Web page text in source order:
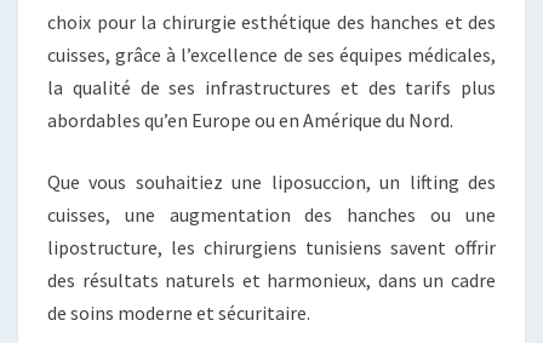
choix pour la chirurgie esthétique des hanches et des
cuisses, grâce à l’excellence de ses équipes médicales,
la qualité de ses infrastructures et des tarifs plus
abordables qu’en Europe ou en Amérique du Nord.
Que vous souhaitiez une liposuccion, un lifting des
cuisses, une augmentation des hanches ou une
lipostructure, les chirurgiens tunisiens savent offrir
des résultats naturels et harmonieux, dans un cadre
de soins moderne et sécuritaire.